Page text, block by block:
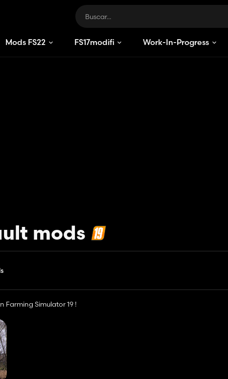
Mods FS22 FS17modificacionesWork-In-Progress
mods
Farming Simulator 19 !